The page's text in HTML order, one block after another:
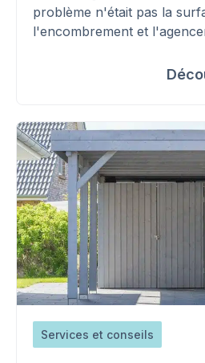
problème n'était pas la
l'encombrement et
Services et conseils